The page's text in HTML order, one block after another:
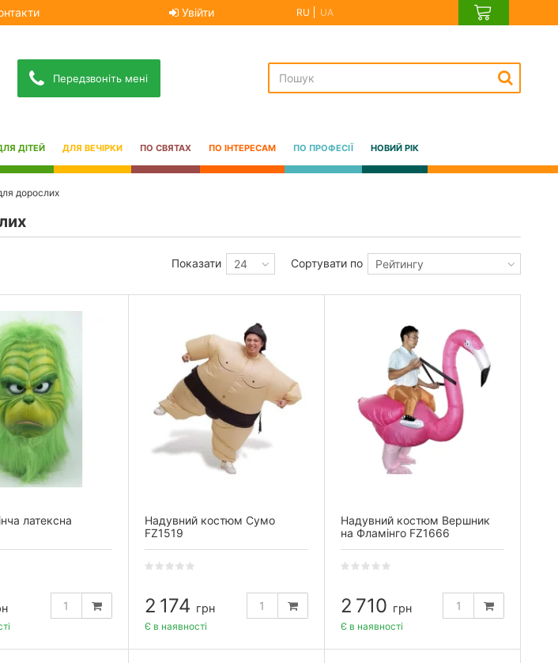
Увійти RU UA
Передзвоніть мені
ДІТЕЙ ДЛЯ ВЕЧІРКИ ПО СВЯТАХ ПО ІНТЕРЕСАМ ПО ПРОФЕСІЇ НОВИЙ РІК
дорослих
Сортувати по Рейтингу
Показати 24
латексна
Надувний костюм Сумо
FZ1519
2 174 грн
Є в наявності
Надувний костюм Вершник
на Фламінго FZ1666
2 710 грн
Є в наявності